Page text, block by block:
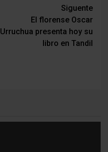
Siguente
El florense Oscar
Urruchua presenta hoy su
libro en Tandil